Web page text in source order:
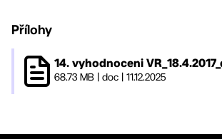
Přílohy
14. vyhodnoceni
68.73 MB doc 11.12.2025